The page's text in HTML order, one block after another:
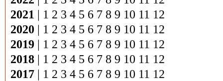
2021 | 1 2 3 4 5 6 7 8 9 10 11 12
2020 | 1 2 3 4 5 6 7 8 9 10 11 12
2019 | 1 2 3 4 5 6 7 8 9 10 11 12
2018 | 1 2 3 4 5 6 7 8 9 10 11 12
2017 | 1 2 3 4 5 6 7 8 9 10 11 12